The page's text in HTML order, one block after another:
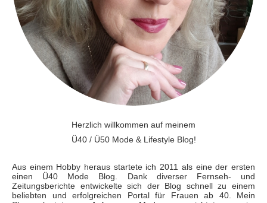
Herzlich willkommen auf meinem
Ü40 / Ü50 Mode & Lifestyle Blog!
Aus einem Hobby heraus startete ich 2011 als eine der ersten
einen Ü40 Mode Blog. Dank diverser Fernseh- und
Zeitungsberichte entwickelte sich der Blog schnell zu einem
beliebten und erfolgreichen Portal für Frauen ab 40. Mein